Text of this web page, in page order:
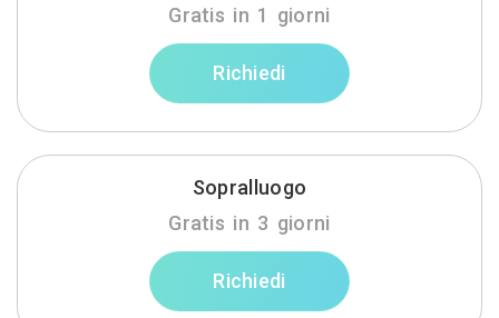
Gratis in 1 giorni
Richiedi
Sopralluogo
Gratis in 3 giorni
Richiedi